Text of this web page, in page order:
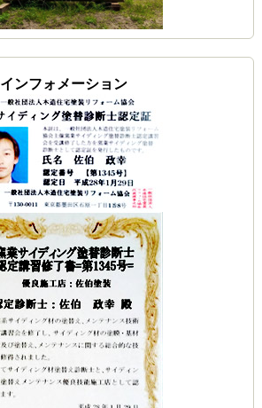
インフォメーション